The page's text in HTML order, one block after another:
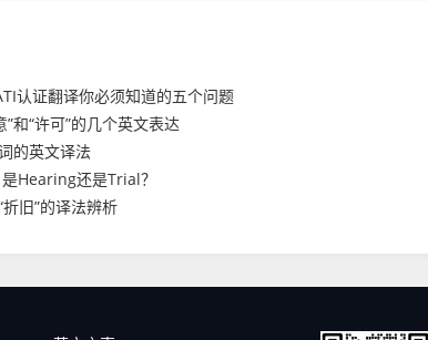
认证翻译你必须知道的五个问题
”和“许可”的几个英文表达
的英文译法
Hearing还是Trial？
折旧”的译法辨析